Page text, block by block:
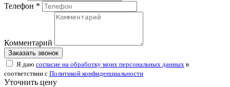
Телефон *
Комментарий
Заказать звонок
Я даю согласие на обработку моих персональных данных в
соответствии с Политикой конфиденциальности
Уточнить цену